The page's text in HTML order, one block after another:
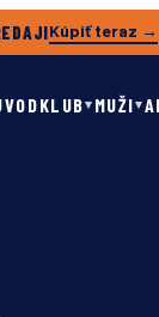
Kúpiť teraz →
KLUB▾ MUŽI▾